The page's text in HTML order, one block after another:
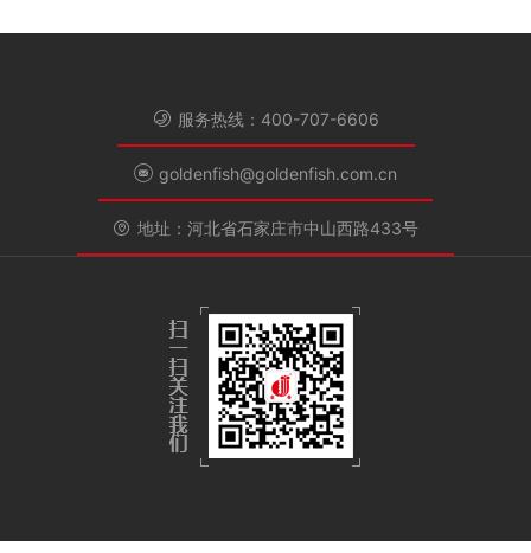
服务热线：400-707-6606
goldenfish@goldenfish.com.cn
地址：河北省石家庄市中山西路433号